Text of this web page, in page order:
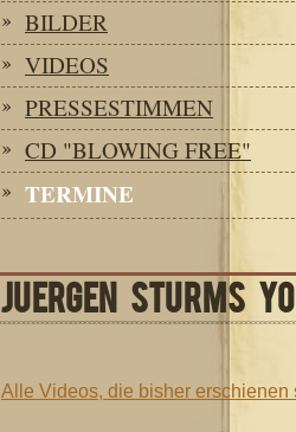
BILDER
VIDEOS
PRESSESTIMMEN
CD "BLOWING FREE"
TERMINE
JUERGEN STURMS
Alle Videos, die bisher erschienen